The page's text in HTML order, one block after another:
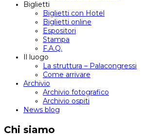
Biglietti
Biglietti con Hotel
Biglietti online
Espositori
Stampa
F.A.Q.
Il luogo
La struttura – Palacongressi
Come arrivare
Archivio
Archivio fotografico
Archivio ospiti
News blog
Chi siamo